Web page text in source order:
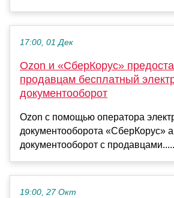
17:00, 01 Дек
Ozon и «СберКорус»
продавцам бесплатный
документооборот
Ozon с помощью оператора
документооборота «СберКорус»
документооборот с
19:00, 27 Окт